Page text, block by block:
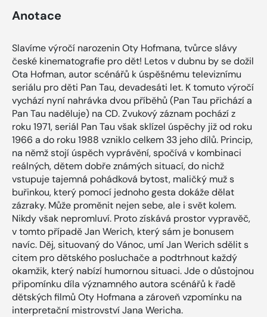
Anotace
Slavíme výročí narozenin Oty Hofmana, tvůrce slávy
české kinematografie pro dět! Letos v dubnu by se dožil
Ota Hofman, autor scénářů k úspěšnému televiznímu
seriálu pro děti Pan Tau, devadesáti let. K tomuto výročí
vychází nyní nahrávka dvou příběhů (Pan Tau přichází a
Pan Tau naděluje) na CD. Zvukový záznam pochází z
roku 1971, seriál Pan Tau však sklízel úspěchy již od roku
1966 a do roku 1988 vzniklo celkem 33 jeho dílů. Princip,
na němž stojí úspěch vyprávění, spočívá v kombinaci
reálných, dětem dobře známých situací, do nichž
vstupuje tajemná pohádková bytost, maličký muž s
buřinkou, který pomocí jednoho gesta dokáže dělat
zázraky. Může proměnit nejen sebe, ale i svět kolem.
Nikdy však nepromluví. Proto získává prostor vypravěč,
v tomto případě Jan Werich, který sám je bonusem
navíc. Děj, situovaný do Vánoc, umí Jan Werich sdělit s
citem pro dětského posluchače a podtrhnout každý
okamžik, který nabízí humornou situaci. Jde o důstojnou
připomínku díla významného autora scénářů k řadě
dětských filmů Oty Hofmana a zároveň vzpomínku na
interpretační mistrovství Jana Wericha.